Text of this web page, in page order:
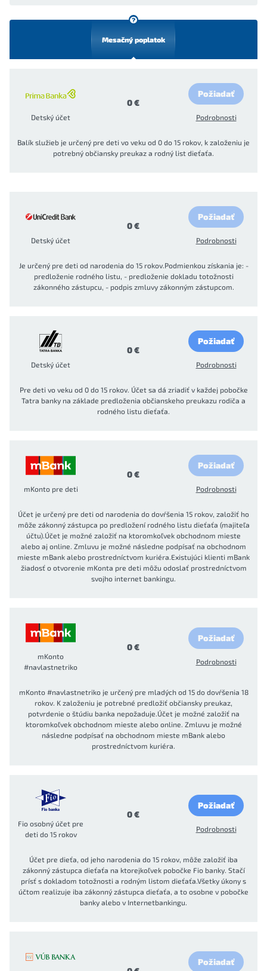
Mesačný poplatok
Detský účet
0 €
Požiadať
Podrobnosti
Balík služieb je určený pre deti vo veku od 0 do 15 rokov, k založeniu je
potrebný občiansky preukaz a rodný list dieťaťa.
Detský účet
0 €
Požiadať
Podrobnosti
Je určený pre deti od narodenia do 15 rokov.Podmienkou získania je: -
predloženie rodného listu, - predloženie dokladu totožnosti
zákonného zástupcu, - podpis zmluvy zákonným zástupcom.
Detský účet
0 €
Požiadať
Podrobnosti
Pre deti vo veku od 0 do 15 rokov. Účet sa dá zriadiť v každej pobočke
Tatra banky na základe predloženia občianskeho preukazu rodiča a
rodného listu dieťaťa.
mKonto pre deti
0 €
Požiadať
Podrobnosti
Účet je určený pre deti od narodenia do dovŕšenia 15 rokov, založiť ho
môže zákonný zástupca po predložení rodného listu dieťaťa (majiteľa
účtu).Účet je možné založiť na ktoromkoľvek obchodnom mieste
alebo aj online. Zmluvu je možné následne podpísať na obchodnom
mieste mBank alebo prostredníctvom kuriéra.Existujúci klienti mBank
žiadosť o otvorenie mKonta pre deti môžu odoslať prostredníctvom
svojho internet bankingu.
mKonto
#navlastnetriko
0 €
Požiadať
Podrobnosti
mKonto #navlastnetriko je určený pre mladých od 15 do dovŕšenia 18
rokov. K založeniu je potrebné predložiť občiansky preukaz,
potvrdenie o štúdiu banka nepožaduje.Účet je možné založiť na
ktoromkoľvek obchodnom mieste alebo online. Zmluvu je možné
následne podpísať na obchodnom mieste mBank alebo
prostredníctvom kuriéra.
Fio osobný účet pre
deti do 15 rokov
0 €
Požiadať
Podrobnosti
Účet pre dieťa, od jeho narodenia do 15 rokov, môže založiť iba
zákonný zástupca dieťaťa na ktorejkoľvek pobočke Fio banky. Stačí
prísť s dokladom totožnosti a rodným listom dieťaťa.Všetky úkony s
účtom realizuje iba zákonný zástupca dieťaťa, a to osobne v pobočke
banky alebo v Internetbankingu.
Požiadať